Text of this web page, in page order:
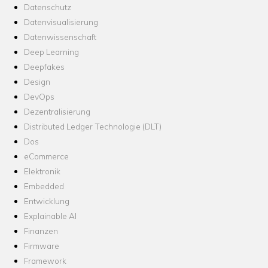
Datenschutz
Datenvisualisierung
Datenwissenschaft
Deep Learning
Deepfakes
Design
DevOps
Dezentralisierung
Distributed Ledger Technologie (DLT)
Dos
eCommerce
Elektronik
Embedded
Entwicklung
Explainable AI
Finanzen
Firmware
Framework